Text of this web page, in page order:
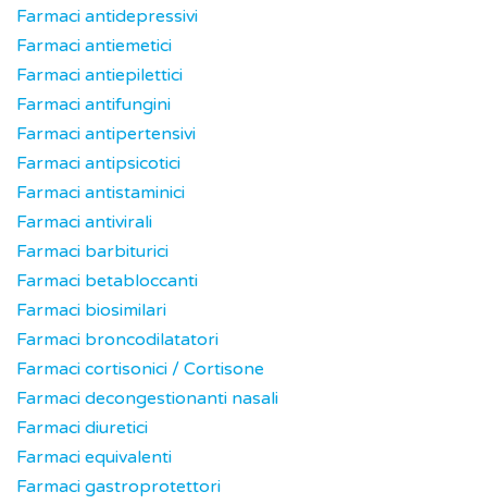
Farmaci antidepressivi
Farmaci antiemetici
Farmaci antiepilettici
Farmaci antifungini
Farmaci antipertensivi
Farmaci antipsicotici
Farmaci antistaminici
Farmaci antivirali
Farmaci barbiturici
Farmaci betabloccanti
Farmaci biosimilari
Farmaci broncodilatatori
Farmaci cortisonici / Cortisone
Farmaci decongestionanti nasali
Farmaci diuretici
Farmaci equivalenti
Farmaci gastroprotettori